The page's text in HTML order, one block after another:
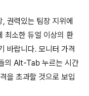
권력있는 팀장 지위에
최소한 듀얼 이상의 환
바랍니다. 모니터 가격
의 Alt-Tab 누르는 시간
을 초과할 것으로 보입